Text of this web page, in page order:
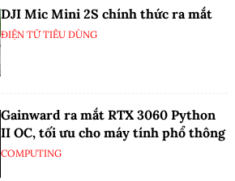
DJI Mic Mini 2S chính thức ra mắt
ĐIỆN TỬ TIÊU DÙNG
Gainward ra mắt RTX 3060 Python
II OC, tối ưu cho máy tính phổ thông
COMPUTING